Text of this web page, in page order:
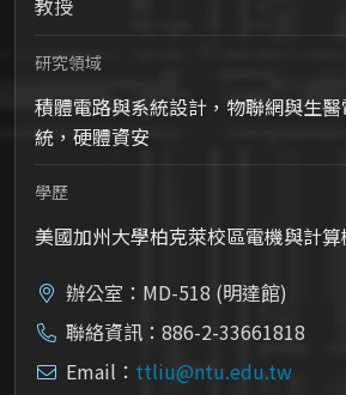
教授
研究領域
積體電路與系統設計，物聯網與生
統，硬體資安
學歷
美國加州大學柏克萊校區電機與計
辦公室：MD-518 (明達館)
聯絡資訊：886-2-33661818
Email： ttliu@ntu.edu.tw